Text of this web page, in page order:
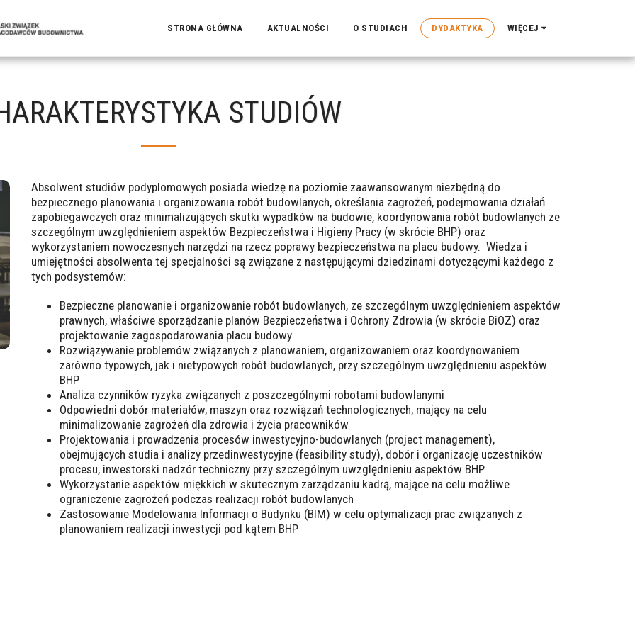
STRONA GŁÓWNA AKTUALNOŚCI O STUDIACH DYDAKTYKA WIĘCEJ
STUDIÓW
Absolwent studiów podyplomowych posiada wiedzę na poziomie zaawansowanym niezbędną do
bezpiecznego planowania i organizowania robót budowlanych, określania zagrożeń, podejmowania działań
zapobiegawczych oraz minimalizujących skutki wypadków na budowie, koordynowania robót budowlanych ze
szczególnym uwzględnieniem aspektów Bezpieczeństwa i Higieny Pracy (w skrócie BHP) oraz
wykorzystaniem nowoczesnych narzędzi na rzecz poprawy bezpieczeństwa na placu budowy. Wiedza i
umiejętności absolwenta tej specjalności są związane z następującymi dziedzinami dotyczącymi każdego z
tych podsystemów:
Bezpieczne planowanie i organizowanie robót budowlanych, ze szczególnym uwzględnieniem aspektów
prawnych, właściwe sporządzanie planów Bezpieczeństwa i Ochrony Zdrowia (w skrócie BiOZ) oraz
projektowanie zagospodarowania placu budowy
Rozwiązywanie problemów związanych z planowaniem, organizowaniem oraz koordynowaniem
zarówno typowych, jak i nietypowych robót budowlanych, przy szczególnym uwzględnieniu aspektów
BHP
Analiza czynników ryzyka związanych z poszczególnymi robotami budowlanymi
Odpowiedni dobór materiałów, maszyn oraz rozwiązań technologicznych, mający na celu
minimalizowanie zagrożeń dla zdrowia i życia pracowników
Projektowania i prowadzenia procesów inwestycyjno-budowlanych (project management),
obejmujących studia i analizy przedinwestycyjne (feasibility study), dobór i organizację uczestników
procesu, inwestorski nadzór techniczny przy szczególnym uwzględnieniu aspektów BHP
Wykorzystanie aspektów miękkich w skutecznym zarządzaniu kadrą, mające na celu możliwe
ograniczenie zagrożeń podczas realizacji robót budowlanych
Zastosowanie Modelowania Informacji o Budynku (BIM) w celu optymalizacji prac związanych z
planowaniem realizacji inwestycji pod kątem BHP